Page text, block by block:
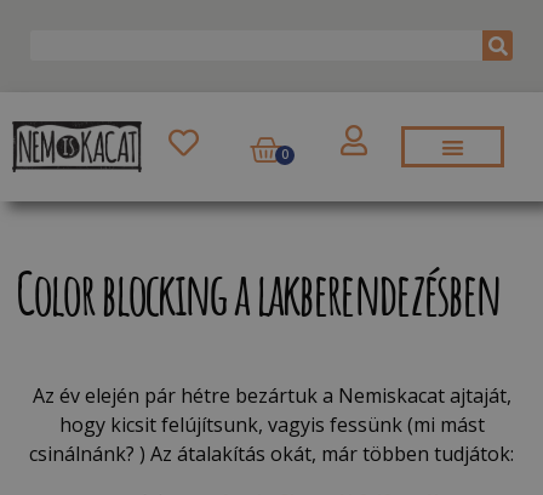
0
Color blocking a lakberendezésben
Az év elején pár hétre bezártuk a Nemiskacat ajtaját,
hogy kicsit felújítsunk, vagyis fessünk (mi mást
csinálnánk? ) Az átalakítás okát, már többen tudjátok: